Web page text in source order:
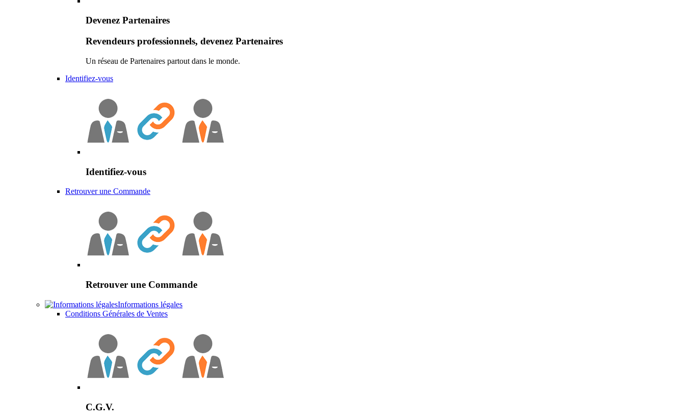
Devenez Partenaires
Revendeurs professionnels, devenez Partenaires
Un réseau de Partenaires partout dans le monde.
Identifiez-vous
Identifiez-vous
Retrouver une Commande
Retrouver une Commande
Informations légales
Conditions Générales de Ventes
C.G.V.